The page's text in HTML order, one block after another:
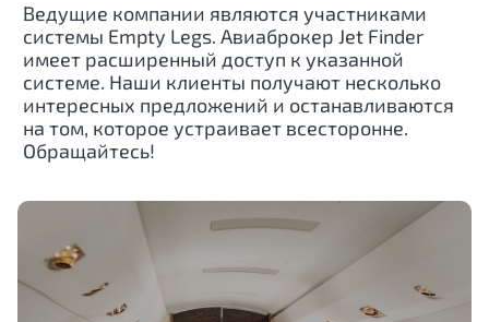
Ведущие компании являются участниками
системы Empty Legs. Авиаброкер Jet Finder
имеет расширенный доступ к указанной
системе. Наши клиенты получают несколько
интересных предложений и останавливаются
на том, которое устраивает всесторонне.
Обращайтесь!